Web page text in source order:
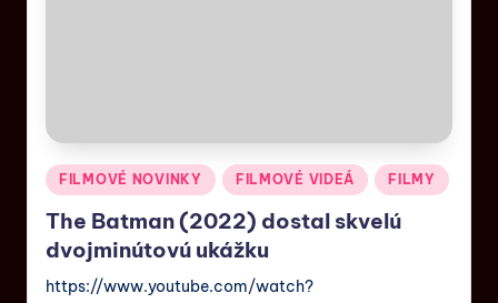
FILMOVÉ NOVINKY FILMOVÉ VIDEÁ FILMY
The Batman (2022) dostal skvelú
dvojminútovú ukážku
https://www.youtube.com/watch?